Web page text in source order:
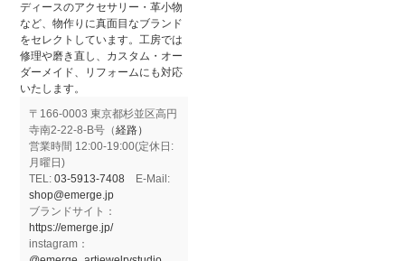
ディースのアクセサリー・革小物
など、物作りに真面目なブランド
をセレクトしています。工房では
修理や磨き直し、カスタム・オー
ダーメイド、リフォームにも対応
いたします。
〒166-0003 東京都杉並区高円
寺南2-22-8-B号（経路）
営業時間 12:00-19:00(定休日:
月曜日)
TEL:03-5913-7408 E-Mail:
shop@emerge.jp
ブランドサイト：
https://emerge.jp/
instagram：